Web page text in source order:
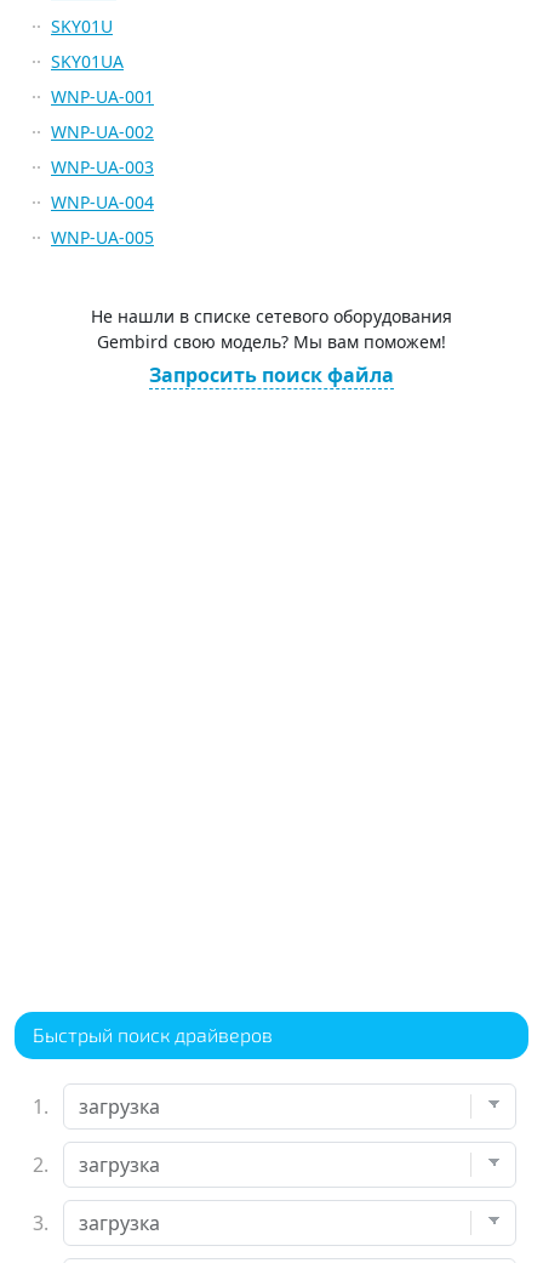
SKY01U
SKY01UA
WNP-UA-001
WNP-UA-002
WNP-UA-003
WNP-UA-004
WNP-UA-005
Не нашли в списке сетевого оборудования
Gembird свою модель? Мы вам поможем!
Запросить поиск файла
Быстрый поиск драйверов
1.
2.
3.